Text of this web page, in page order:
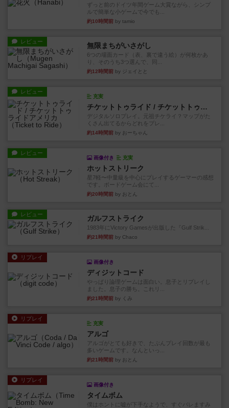
ずっと前のドイツ年間ゲーム大賞ながら、シンプ
ルで簡単な小ゲームで今でも...
約10時間前 by tamio
レビュー 無限まちがいさがし
6つの場面カード（表、裏で違う絵）が何枚かあ
り、そのうち3つ選んで、同...
約12時間前 by ジェイとと
レビュー
充実
チケットトゥライド / チケットトゥライドアメリカ
デジタルソロプレイ。元祖チケライ？マップがた
くさん出てるからどれをプレ...
約14時間前 by おーちゃん
レビュー
画像付き 充実
ホットストリーク
星7軽〜中量級を中心にプレイするゲーマーの感想
です。ボードゲーム会にて...
約20時間前 by おとん
レビュー ガルフストライク
1983年にVictory Gamesが出版した『Gulf Strik...
約21時間前 by Chaco
リプレイ
画像付き
ディジットコード
やっぱり論理ゲームは面白い。息子とリプレイし
ました。息子の勝ち。これリ...
約21時間前 by くみ
リプレイ
充実
アルゴ
アルゴがとても好きで、たぶんプレイ回数が最も
多いゲームです。なんといっ...
約21時間前 by おとん
リプレイ
画像付き
タイムボム
僕はホントに嘘が下手なようで、すぐバレますみ